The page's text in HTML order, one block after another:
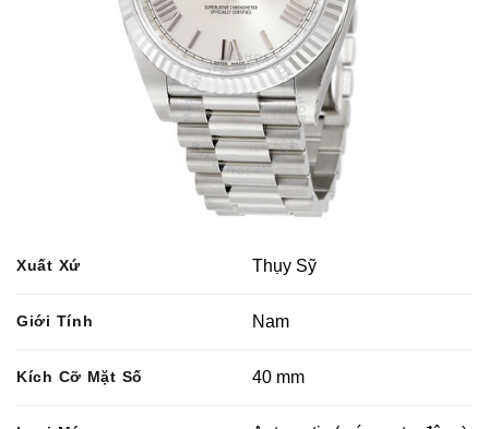
Xuất Xứ Thụy Sỹ
Giới Tính Nam
Kích Cỡ Mặt Số 40 mm